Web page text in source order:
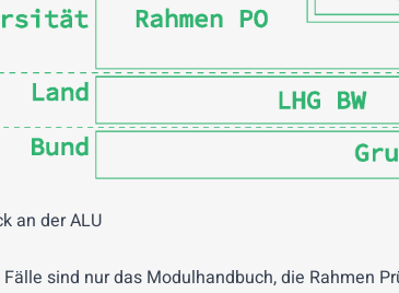
an der ALU
sind nur das Modulhandbuch, die Rahmen